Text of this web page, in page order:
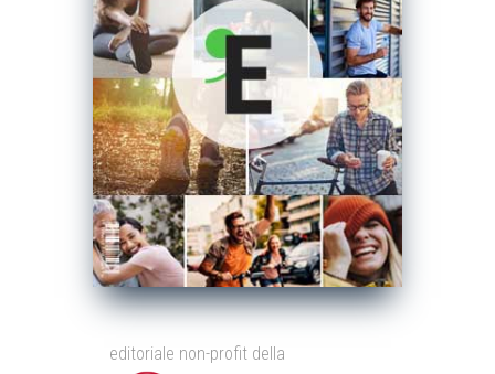
editoriale non-profit della